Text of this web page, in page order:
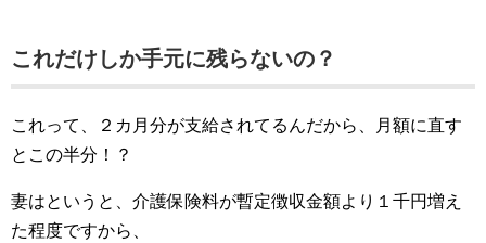
これだけしか手元に残らないの？
これって、２カ月分が支給されてるんだから、月額に直す
とこの半分！？
妻はというと、介護保険料が暫定徴収金額より１千円増え
た程度ですから、